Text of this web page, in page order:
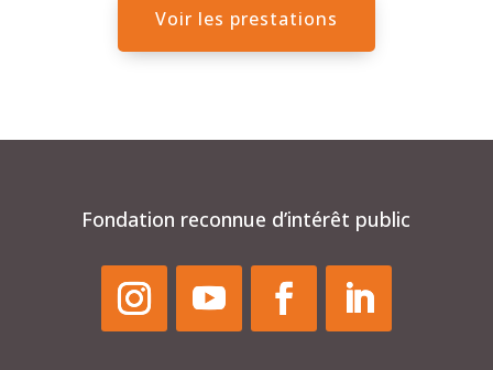
Voir les prestations
Fondation reconnue d’intérêt public